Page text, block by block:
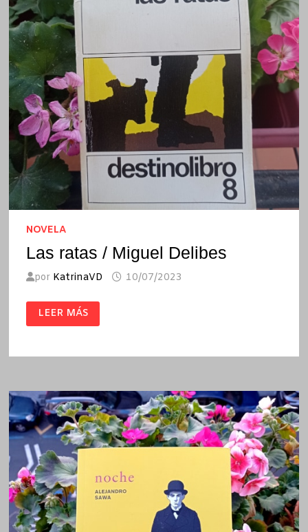
NOVELA
Las ratas / Miguel Delibes
por KatrinaVD 10/07/2023
LAS
RATAS
/
LEER MÁS